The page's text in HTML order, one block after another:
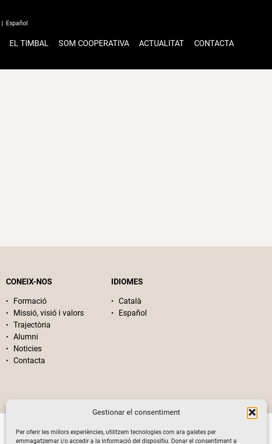
Gestionar el consentiment
Per oferir les millors experiències, utilitzem tecnologies com ara galetes per
emmagatzemar i/o accedir a la informació del dispositiu. Donar el consentiment a
Español
EL TIMBAL SOM COOPERATIVA ACTUALITAT CONTACTA
CONEIX-NOS
Formació
Missió, visió i valors
Trajectòria
Alumni
Noticies
Contacta
IDIOMES
Català
Español